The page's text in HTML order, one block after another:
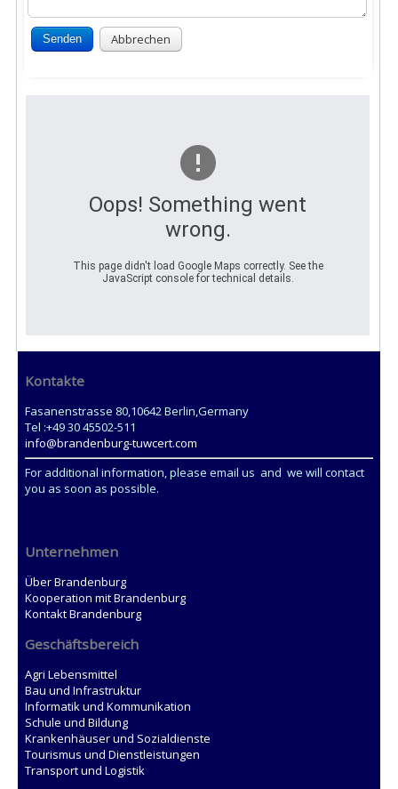
Senden Abbrechen
Oops! Something went
wrong.
This page didn't load Google Maps correctly. See the
JavaScript console for technical details.
Kontakte
Fasanenstrasse 80,10642 Berlin,Germany
Tel :+49 30 45502-511
info@brandenburg-tuwcert.com
For additional information, please email us and we will contact
you as soon as possible.
Unternehmen
Über Brandenburg
Kooperation mit Brandenburg
Kontakt Brandenburg
Geschäftsbereich
Agri Lebensmittel
Bau und Infrastruktur
Informatik und Kommunikation
Schule und Bildung
Krankenhäuser und Sozialdienste
Tourismus und Dienstleistungen
Transport und Logistik